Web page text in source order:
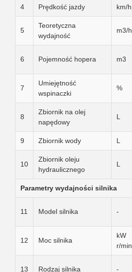
4 Prędkość jazdy km/h
5
Teoretyczna
wydajność
m3/h
6 Pojemność hopera m3
7
Umiejętność
wspinaczki
%
8
Zbiornik na olej
napędowy
L
9 Zbiornik wody L
10
Zbiornik oleju
hydraulicznego
L
Parametry wydajności silnika
11 Model silnika -
12 Moc silnika
kW
r/min
13 Rodzaj silnika -